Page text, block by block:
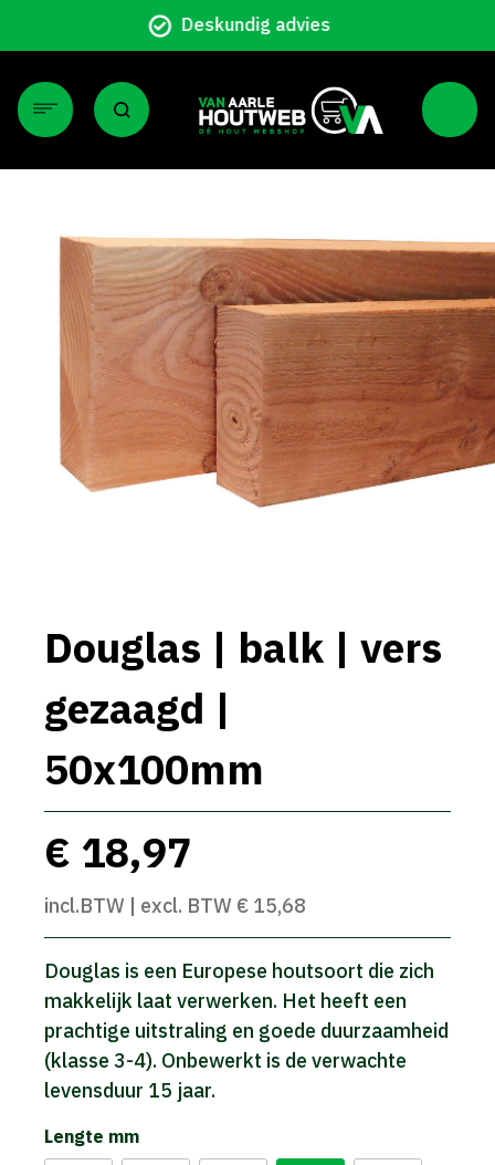
Particulier en zakelijk
Douglas | balk | vers
gezaagd |
50x100mm
€ 18,97
incl.BTW | excl. BTW € 15,68
Douglas is een Europese houtsoort die zich
makkelijk laat verwerken. Het heeft een
prachtige uitstraling en goede duurzaamheid
(klasse 3-4). Onbewerkt is de verwachte
levensduur 15 jaar.
Lengte mm